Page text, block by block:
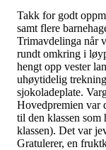
Takk for godt
samt flere
Trimavdelinga når
rundt omkring i
hengt opp vester
uhøytidelig
sjokoladeplate.
Hovedpremien var
til den klassen som
klassen). Det var
Gratulerer, en